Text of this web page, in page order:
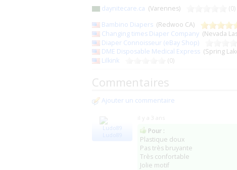
daynitecare.ca (Varennes)
(0)
Bambino Diapers (Redwoo CA)
Changing times Diaper Company (Nevada
Diaper Connoisseur (eBay Shop)
DME Disposable Medical Express (Spring
Lilkink
(0)
Commentaires
Ajouter un commentaire
Ludo89
Pour :
Plastique doux
Pas très bruyante
Très confortable
Jolie motif